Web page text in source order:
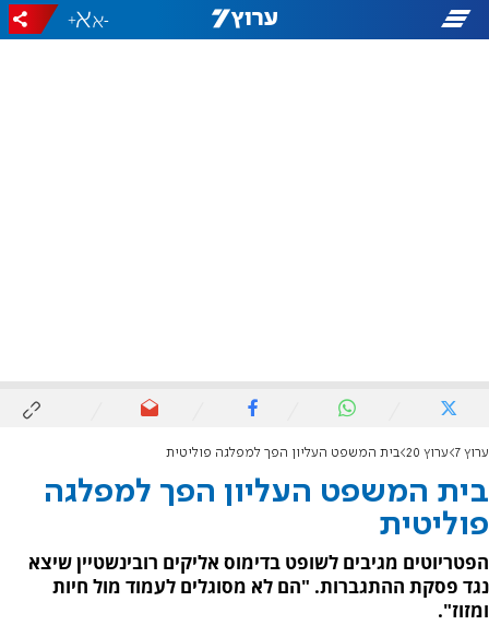
-
+
ערוץ 7 ערוץ 20 בית המשפט העליון הפך למפלגה פוליטית
בית המשפט העליון הפך למפלגה
פוליטית
הפטריוטים מגיבים לשופט בדימוס אליקים רובינשטיין שיצא
נגד פסקת ההתגברות. "הם לא מסוגלים לעמוד מול חיות
ומזוז".